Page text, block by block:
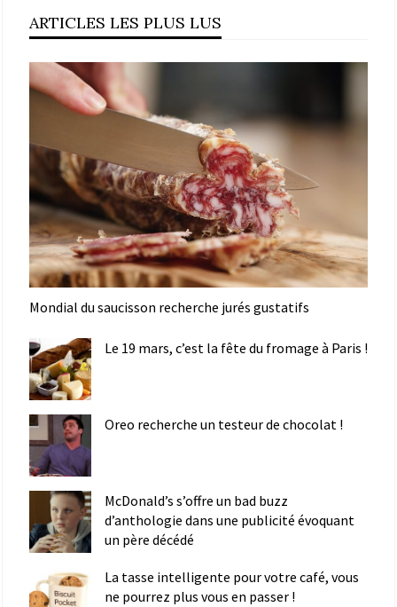
ARTICLES LES PLUS LUS
Mondial du saucisson recherche jurés gustatifs
Le 19 mars, c’est la fête du fromage à Paris !
Oreo recherche un testeur de chocolat !
McDonald’s s’offre un bad buzz
d’anthologie dans une publicité évoquant
un père décédé
La tasse intelligente pour votre café, vous
ne pourrez plus vous en passer !